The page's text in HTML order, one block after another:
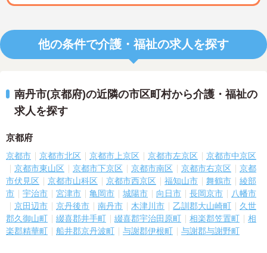
他の条件で介護・福祉の求人を探す
南丹市(京都府)の近隣の市区町村から介護・福祉の
求人を探す
京都府
京都市 京都市北区 京都市上京区 京都市左京区
京都市中京区
京都市東山区
京都市下京区 京都市南区 京都市右京区
京都
市伏見区
京都市山科区 京都市西京区 福知山市 舞鶴市
綾部
市
宇治市 宮津市 亀岡市 城陽市 向日市 長岡京市
八幡市
京田辺市
京丹後市 南丹市 木津川市 乙訓郡大山崎町
久世
郡久御山町
綴喜郡井手町 綴喜郡宇治田原町 相楽郡笠置町
相
楽郡精華町
船井郡京丹波町 与謝郡伊根町 与謝郡与謝野町